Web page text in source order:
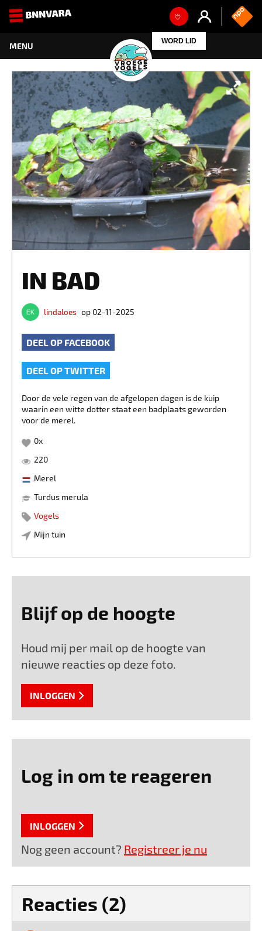
WORD LID
IN BAD
lindaloes op 02-11-2025
DEEL OP FACEBOOK
DEEL OP TWITTER
Door de vele regen van de afgelopen dagen is de kuip
waarin een witte dotter staat een badplaats geworden
voor de merel.
0x
220
Merel
Turdus merula
Vogels
Mijn tuin
Blijf op de hoogte
Houd mij per mail op de hoogte van
nieuwe reacties op deze foto.
INLOGGEN
Log in om te reageren
INLOGGEN
Nog geen account? Registreer je nu
Reacties (2)